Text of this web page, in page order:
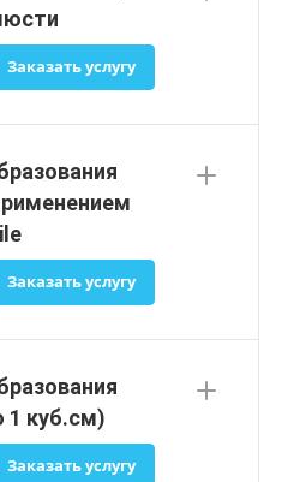
Заказать услугу
Заказать услугу
1 куб.см)
Заказать услугу